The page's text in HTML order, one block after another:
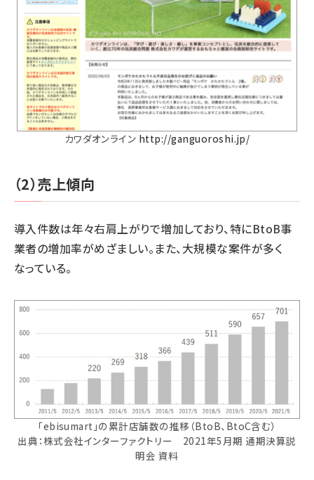
カワダオンライン http://ganguoroshi.jp/
（2）売上傾向
導入件数は年々右肩上がりで増加しており、特にBtoB事
業者の増加率がめざましい。また、大規模な案件が多く
なっている。
「ebisumart」の累計店舗数の推移（BtoB、BtoC含む）
出典：株式会社インターファクトリー 2021年5月期 通期決算説
明会 資料